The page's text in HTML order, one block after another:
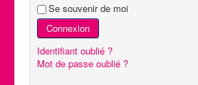
Se souvenir de moi
Connexion
Identifiant oublié ?
Mot de passe oublié ?